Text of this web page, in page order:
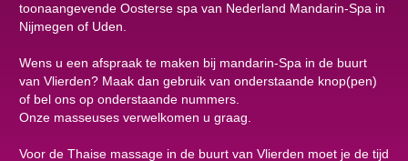
toonaangevende Oosterse spa van Nederland Mandarin-Spa in
Nijmegen of Uden.
Wens u een afspraak te maken bij mandarin-Spa in de buurt
van Vlierden? Maak dan gebruik van onderstaande knop(pen)
of bel ons op onderstaande nummers.
Onze masseuses verwelkomen u graag.
Voor de Thaise massage in de buurt van Vlierden moet je de tijd